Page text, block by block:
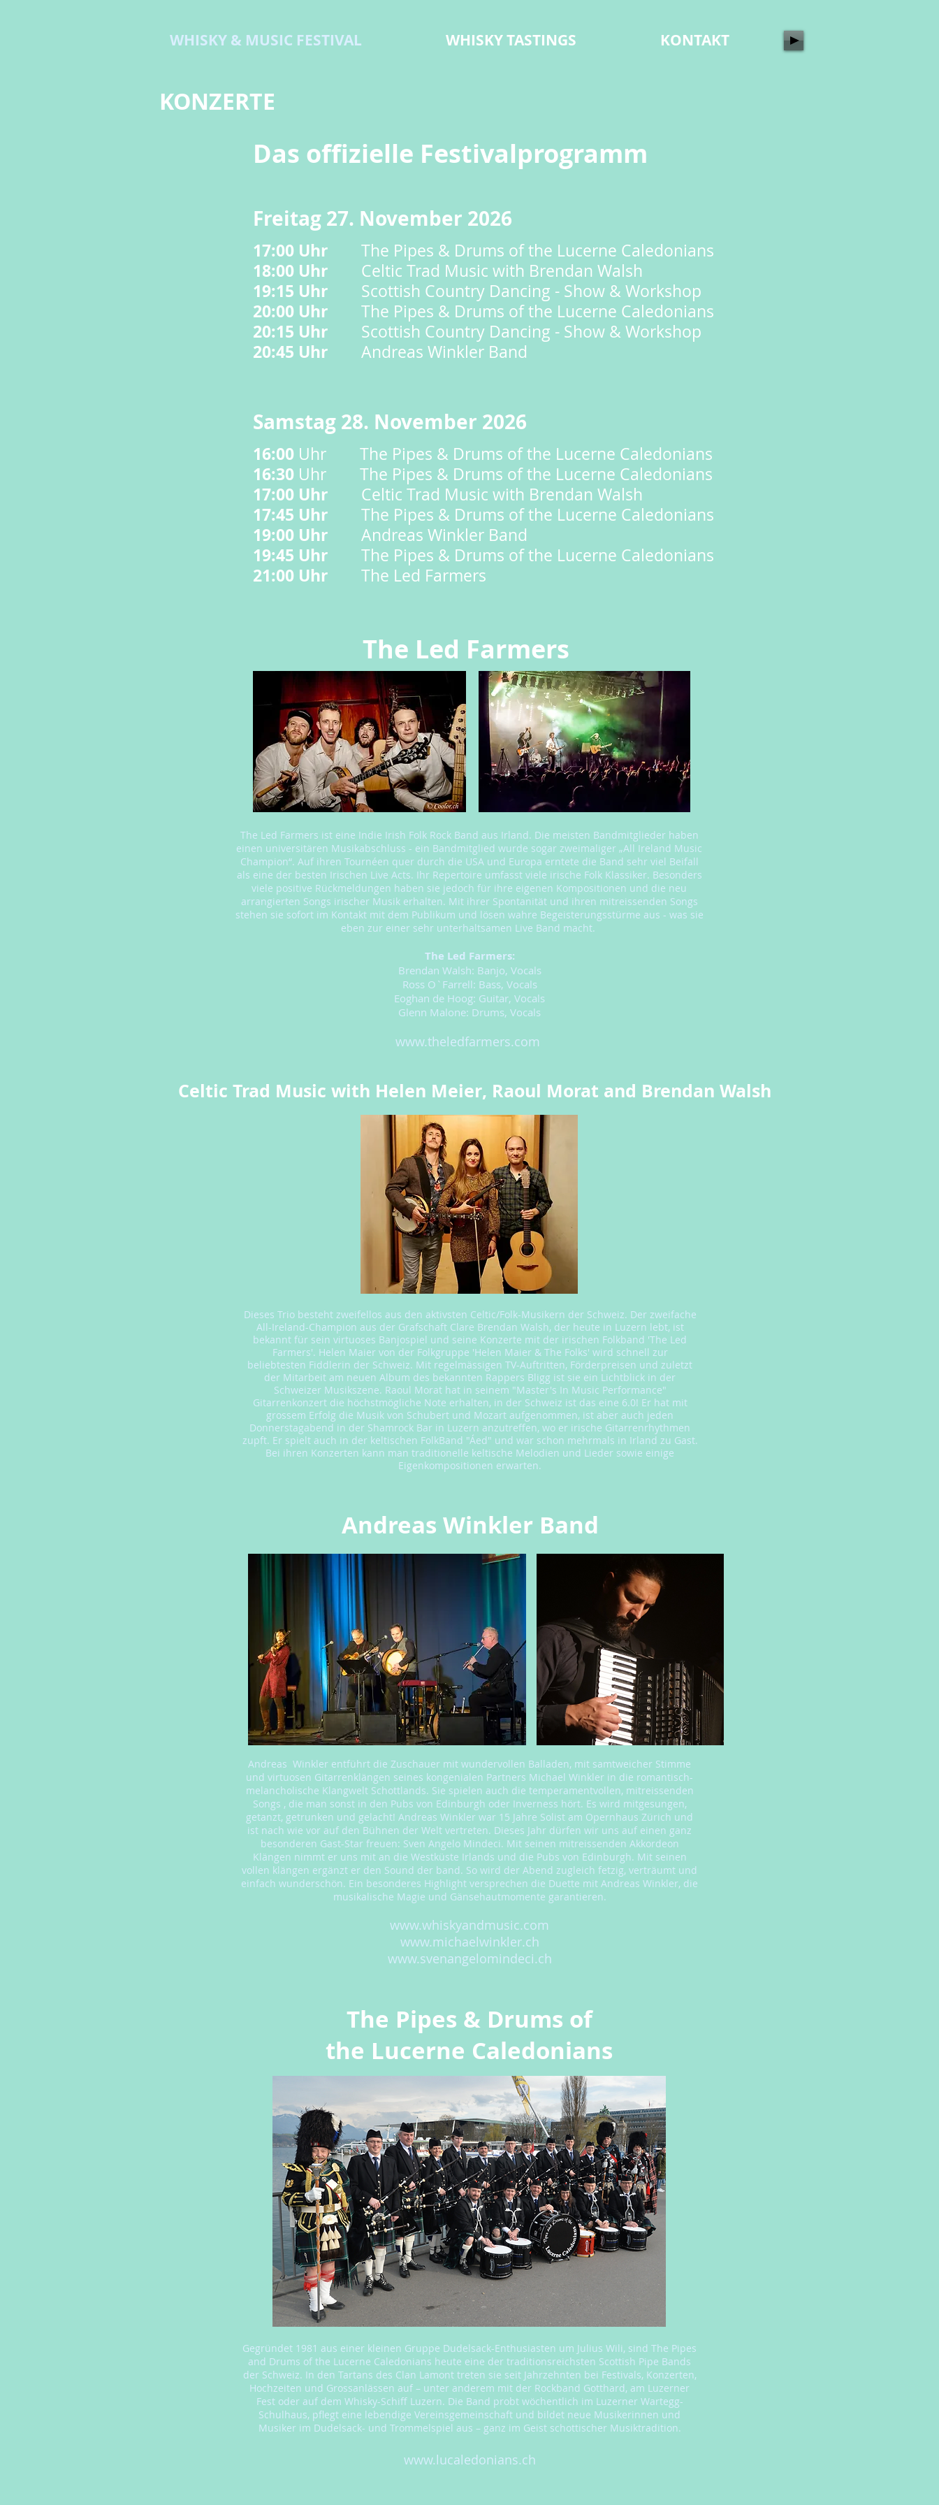
WHISKY & MUSIC FESTIVAL WHISKY TASTINGS KONTAKT
KONZERTE
Das offizielle Festivalprogramm
Freitag 27. November 2026
17:00 Uhr The Pipes & Drums of the Lucerne Caledonians
18:00 Uhr Celtic Trad Music with Brendan Walsh
19:15 Uhr Scottish Country Dancing - Show & Workshop
20:00 Uhr The Pipes & Drums of the Lucerne Caledonians
20:15 Uhr Scottish Country Dancing - Show & Workshop
20:45 Uhr Andreas Winkler Band
Samstag 28. November 2026
16:00 Uhr The Pipes & Drums of the Lucerne Caledonians
16:30 Uhr The Pipes & Drums of the Lucerne Caledonians
17:00 Uhr Celtic Trad Music with Brendan Walsh
17:45 Uhr The Pipes & Drums of the Lucerne Caledonians
19:00 Uhr Andreas Winkler Band
19:45 Uhr The Pipes & Drums of the Lucerne Caledonians
21:00 Uhr The Led Farmers​
The Led Farmers
The Led Farmers ist eine Indie Irish Folk Rock Band aus Irland. Die meisten Bandmitglieder haben
einen universitären Musikabschluss - ein Bandmitglied wurde sogar zweimaliger „All Ireland Music
Champion“. Auf ihren Tournéen quer durch die USA und Europa erntete die Band sehr viel Beifall
als eine der besten Irischen Live Acts. Ihr Repertoire umfasst viele irische Folk Klassiker. Besonders
viele positive Rückmeldungen haben sie jedoch für ihre eigenen Kompositionen und die neu
arrangierten Songs irischer Musik erhalten. Mit ihrer Spontanität und ihren mitreissenden Songs
stehen sie sofort im Kontakt mit dem Publikum und lösen wahre Begeisterungsstürme aus - was sie
eben zur einer sehr unterhaltsamen Live Band macht.
The Led Farmers:
Brendan Walsh: Banjo, Vocals
Ross O`Farrell: Bass, Vocals
Eoghan de Hoog: Guitar, Vocals
Glenn Malone: Drums, Vocals
www.theledfarmers.com
Celtic Trad Music with Helen Meier, Raoul Morat and Brendan Walsh
Dieses Trio besteht zweifellos aus den aktivsten Celtic/Folk-Musikern der Schweiz. Der zweifache
All-Ireland-Champion aus der Grafschaft Clare Brendan Walsh, der heute in Luzern lebt, ist
bekannt für sein virtuoses Banjospiel und seine Konzerte mit der irischen Folkband 'The Led
Farmers'. Helen Maier von der Folkgruppe 'Helen Maier & The Folks' wird schnell zur
beliebtesten Fiddlerin der Schweiz. Mit regelmässigen TV-Auftritten, Förderpreisen und zuletzt
der Mitarbeit am neuen Album des bekannten Rappers Bligg ist sie ein Lichtblick in der
Schweizer Musikszene. Raoul Morat hat in seinem "Master's In Music Performance"
Gitarrenkonzert die höchstmögliche Note erhalten, in der Schweiz ist das eine 6.0! Er hat mit
grossem Erfolg die Musik von Schubert und Mozart aufgenommen, ist aber auch jeden
Donnerstagabend in der Shamrock Bar in Luzern anzutreffen, wo er irische Gitarrenrhythmen
zupft. Er spielt auch in der keltischen FolkBand "Áed" und war schon mehrmals in Irland zu Gast.
Bei ihren Konzerten kann man traditionelle keltische Melodien und Lieder sowie einige
Eigenkompositionen erwarten.
Andreas Winkler Band
Andreas Winkler entführt die Zuschauer mit wundervollen Balladen, mit samtweicher Stimme
und virtuosen Gitarrenklängen seines kongenialen Partners Michael Winkler in die romantisch-
melancholische Klangwelt Schottlands. Sie spielen auch die temperamentvollen, mitreissenden
Songs , die man sonst in den Pubs von Edinburgh oder Inverness hört. Es wird mitgesungen,
getanzt, getrunken und gelacht! Andreas Winkler war 15 Jahre Solist am Opernhaus Zürich und
ist nach wie vor auf den Bühnen der Welt vertreten. Dieses Jahr dürfen wir uns auf einen ganz
besonderen Gast-Star freuen: Sven Angelo Mindeci. Mit seinen mitreissenden Akkordeon
Klängen nimmt er uns mit an die Westküste Irlands und die Pubs von Edinburgh. Mit seinen
vollen klängen ergänzt er den Sound der band. So wird der Abend zugleich fetzig, verträumt und
einfach wunderschön. Ein besonderes Highlight versprechen die Duette mit Andreas Winkler, die
musikalische Magie und Gänsehautmomente garantieren.
www.whiskyandmusic.com
www.michaelwinkler.ch
www.svenangelomindeci.ch
The Pipes & Drums of
the Lucerne Caledonians
Gegründet 1981 aus einer kleinen Gruppe Dudelsack-Enthusiasten um Julius Wili, sind The Pipes
and Drums of the Lucerne Caledonians heute eine der traditionsreichsten Scottish Pipe Bands
der Schweiz. In den Tartans des Clan Lamont treten sie seit Jahrzehnten bei Festivals, Konzerten,
Hochzeiten und Grossanlässen auf – unter anderem mit der Rockband Gotthard, am Luzerner
Fest oder auf dem Whisky-Schiff Luzern. Die Band probt wöchentlich im Luzerner Wartegg-
Schulhaus, pflegt eine lebendige Vereinsgemeinschaft und bildet neue Musikerinnen und
Musiker im Dudelsack- und Trommelspiel aus – ganz im Geist schottischer Musiktradition.
www.lucaledonians.ch